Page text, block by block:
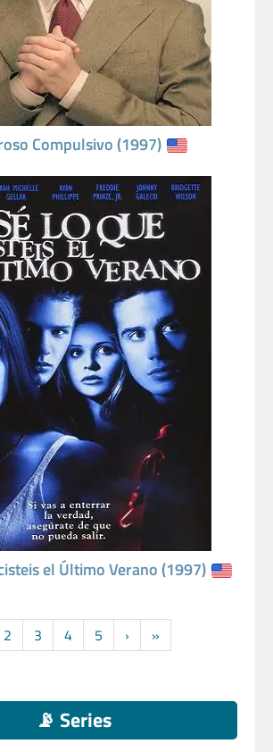
Compulsivo (1997)
el Último Verano (1997)
2 3 4 5 › »
📡 Series